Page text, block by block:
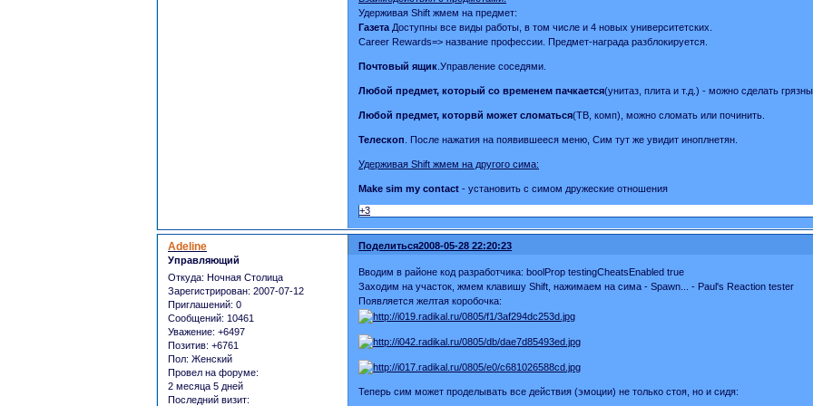
Удерживая Shift жмем на предмет:
Газета Доступны все виды работы, в том числе и 4 новых университетских.
Career Rewards=> название профессии. Предмет-награда разблокируется.
Почтовый ящик .Управление соседями.
Любой предмет, который со временем пачкается(унитаз, плита и т.д.) - можно сделать
Любой предмет, которвй может сломаться(ТВ, комп), можно сломать или починить.
Телескоп . После нажатия на появившееся меню, Сим тут же увидит иноплнетян.
Удерживая Shift жмем на другого сима:
Make sim my contact - установить с симом дружеские отношения
+3
Поделиться2008-05-28 22:20:23
Adeline
Управляющий
Откуда: Ночная Столица
Зарегистрирован: 2007-07-12
Приглашений: 0
Сообщений: 10461
Уважение: +6497
Позитив: +6761
Пол: Женский
Провел на форуме:
2 месяца 5 дней
Последний визит:
Вводим в районе код разработчика: boolProp testingCheatsEnabled true
Заходим на участок, жмем клавишу Shift, нажимаем на сима - Spawn... - Paul's Reaction tester
Появляется желтая коробочка:
Теперь сим может проделывать все действия (эмоции) не только стоя, но и сидя: